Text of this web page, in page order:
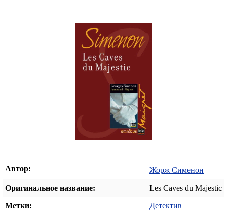
Автор: Жорж Сименон
Оригинальное название: Les Caves du Majestic
Метки: Детектив